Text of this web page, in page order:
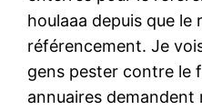
houlaaa depuis que
référencement. Je
gens pester contre le
annuaires